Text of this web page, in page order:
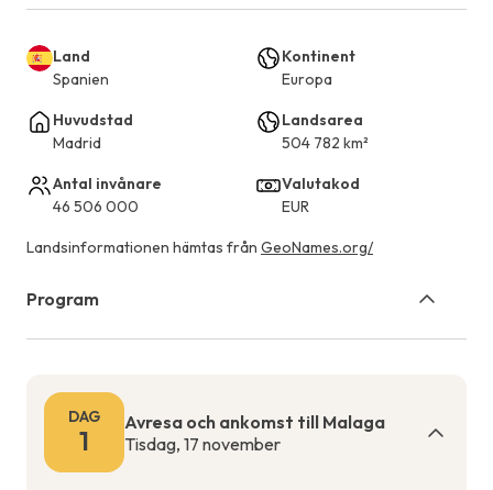
Program
DAG
1
Avresa och ankomst till Malaga
Tisdag, 17 november
Land
Spanien
Kontinent
Europa
Huvudstad
Madrid
Landsarea
504 782 km²
Antal invånare
46 506 000
Valutakod
EUR
Landsinformationen hämtas från GeoNames.org/